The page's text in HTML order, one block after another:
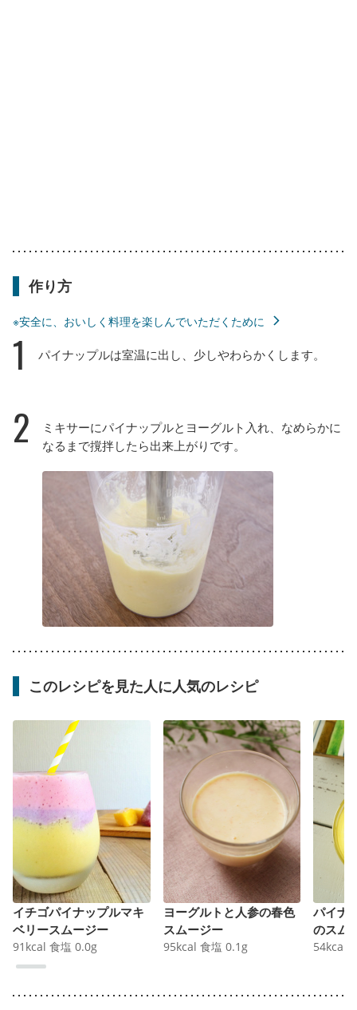
作り方
※安全に、おいしく料理を楽しんでいただくために
1 パイナップルは室温に出し、少しやわらかくします。
2
ミキサーにパイナップルとヨーグルト入れ、なめらかに
なるまで撹拌したら出来上がりです。
このレシピを見た人に人気のレシピ
イチゴパイナップルマキ
ベリースムージー
91 kcal 食塩 0.0g
ヨーグルトと人参の春色
スムージー
95kcal 食塩 0.1 g
パイナ
のスム
54kcal